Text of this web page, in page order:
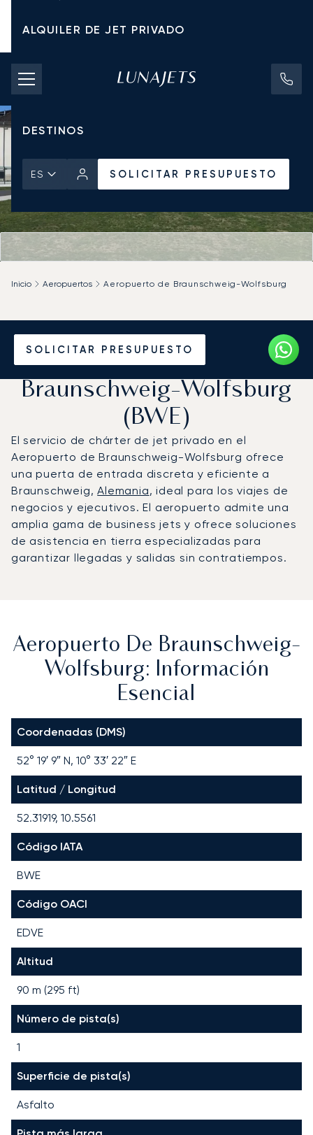
ALQUILER DE JET PRIVADO
TARIFAS DE CHÁRTER
JETS PRIVADOS
DESTINOS
ES SOLICITAR PRESUPUESTO
SOLICITAR PRESUPUESTO
Inicio Aeropuertos Aeropuerto de Braunschweig-Wolfsburg
Vuele en Jet Privado al
Aeropuerto de
Braunschweig-Wolfsburg
(BWE)
El servicio de chárter de jet privado en el
Aeropuerto de Braunschweig-Wolfsburg ofrece
una puerta de entrada discreta y eficiente a
Braunschweig,Alemania, ideal para los viajes de
negocios y ejecutivos. El aeropuerto admite una
amplia gama de business jets y ofrece soluciones
de asistencia en tierra especializadas para
garantizar llegadas y salidas sin contratiempos.
Aeropuerto De Braunschweig-
Wolfsburg: Información
Esencial
Coordenadas (DMS)
52° 19′ 9″ N, 10° 33′ 22″ E
Latitud / Longitud
52.31919, 10.5561
Código IATA
BWE
Código OACI
EDVE
Altitud
90 m (295 ft)
Número de pista(s)
1
Superficie de pista(s)
Asfalto